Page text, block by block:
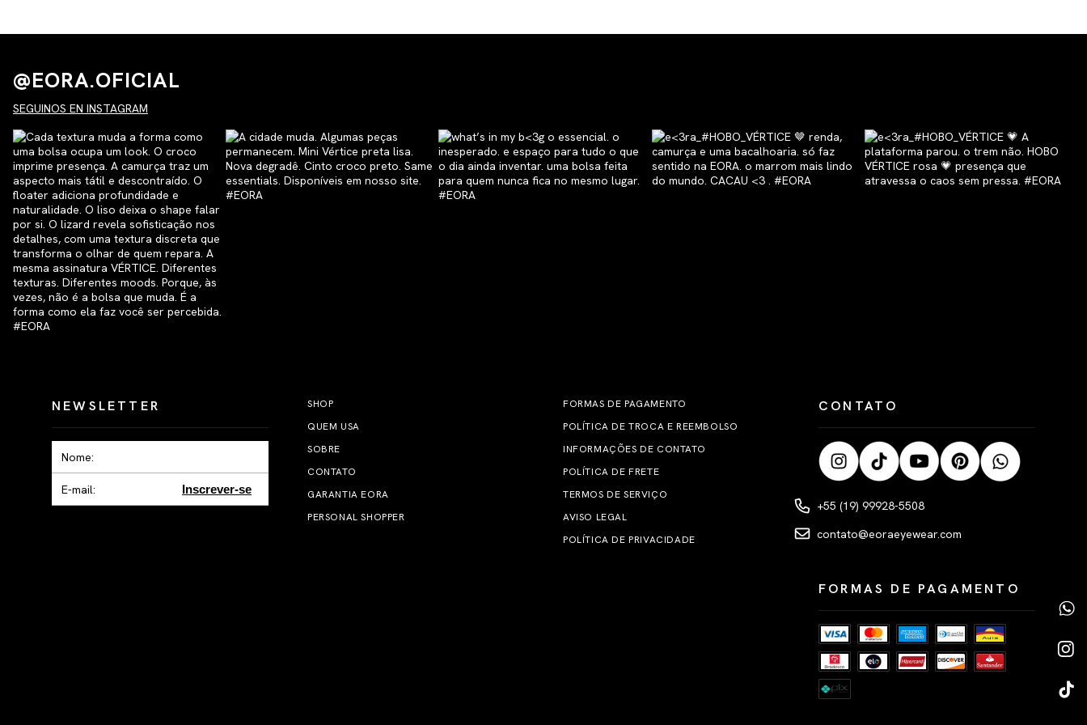
@EORA.OFICIAL
SEGUINOS EN INSTAGRAM
NEWSLETTER
Inscrever-se
SHOP
QUEM USA
SOBRE
CONTATO
GARANTIA EORA
PERSONAL SHOPPER
FORMAS DE PAGAMENTO
POLÍTICA DE TROCA E REEMBOLSO
INFORMAÇÕES DE CONTATO
POLÍTICA DE FRETE
TERMOS DE SERVIÇO
AVISO LEGAL
POLÍTICA DE PRIVACIDADE
CONTATO
+55 (19) 99928-5508
contato@eoraeyewear.com
FORMAS DE PAGAMENTO